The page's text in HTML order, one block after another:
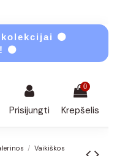
⚫
⚫
Prisijungti
0
Krepšelis
Vaikiškos